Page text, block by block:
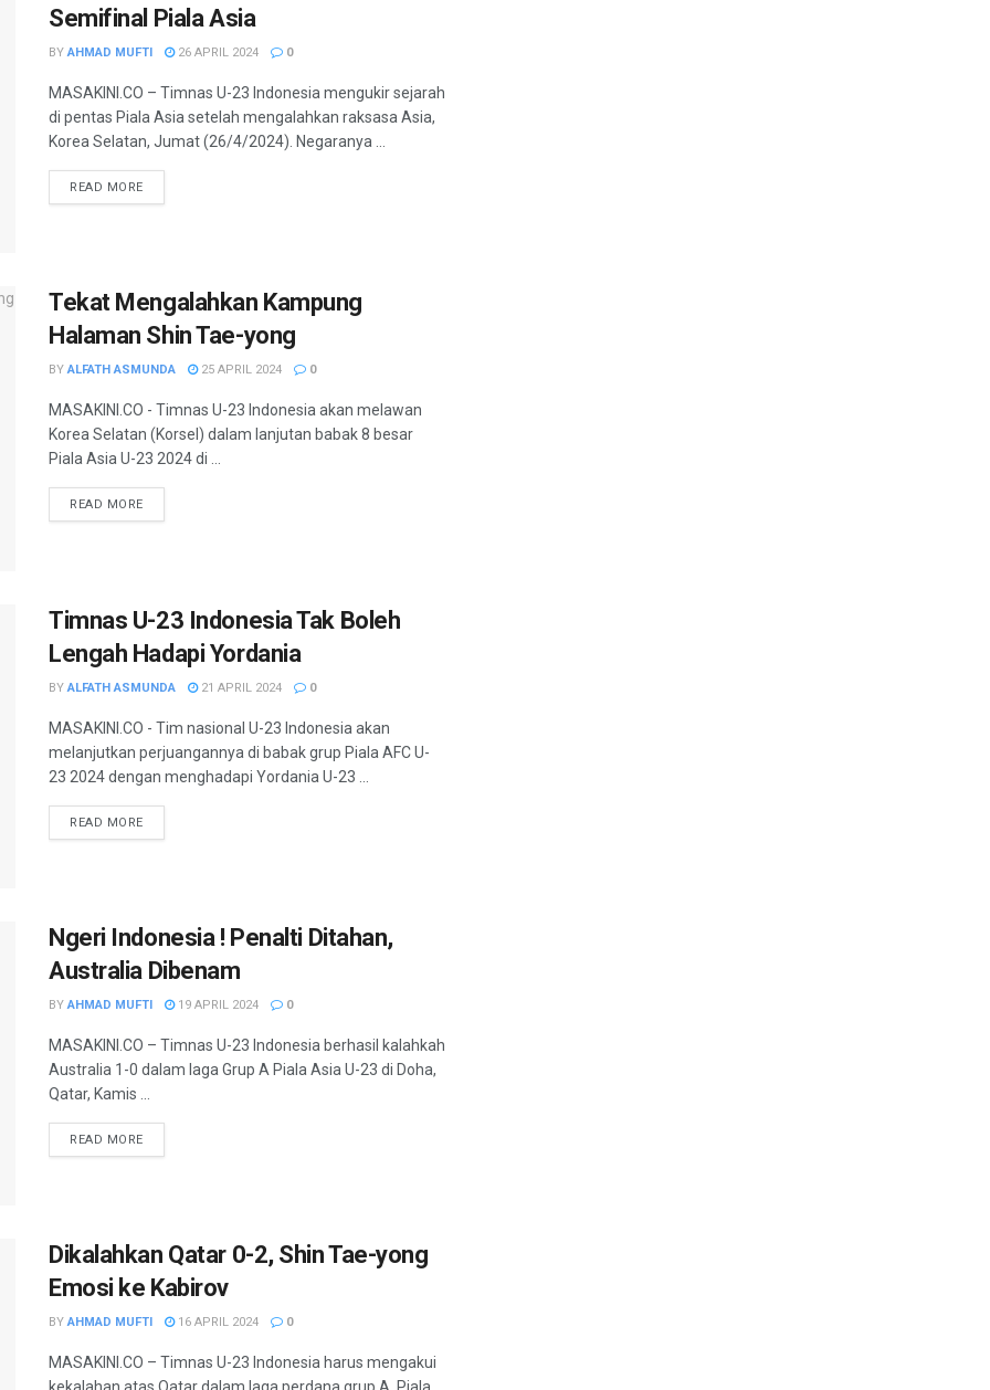
Semifinal Piala Asia
BY AHMAD MUFTI 26 APRIL 2024 0
MASAKINI.CO – Timnas U-23 Indonesia mengukir sejarah
di pentas Piala Asia setelah mengalahkan raksasa Asia,
Korea Selatan, Jumat (26/4/2024). Negaranya ...
READ MORE
Tekat Mengalahkan Kampung
Halaman Shin Tae-yong
BY ALFATH ASMUNDA 25 APRIL 2024 0
MASAKINI.CO - Timnas U-23 Indonesia akan melawan
Korea Selatan (Korsel) dalam lanjutan babak 8 besar
Piala Asia U-23 2024 di ...
READ MORE
Timnas U-23 Indonesia Tak Boleh
Lengah Hadapi Yordania
BY ALFATH ASMUNDA 21 APRIL 2024 0
MASAKINI.CO - Tim nasional U-23 Indonesia akan
melanjutkan perjuangannya di babak grup Piala AFC U-
23 2024 dengan menghadapi Yordania U-23 ...
READ MORE
Ngeri Indonesia ! Penalti Ditahan,
Australia Dibenam
BY AHMAD MUFTI 19 APRIL 2024 0
MASAKINI.CO – Timnas U-23 Indonesia berhasil kalahkah
Australia 1-0 dalam laga Grup A Piala Asia U-23 di Doha,
Qatar, Kamis ...
READ MORE
Dikalahkan Qatar 0-2, Shin Tae-yong
Emosi ke Kabirov
BY AHMAD MUFTI 16 APRIL 2024 0
MASAKINI.CO – Timnas U-23 Indonesia harus mengakui